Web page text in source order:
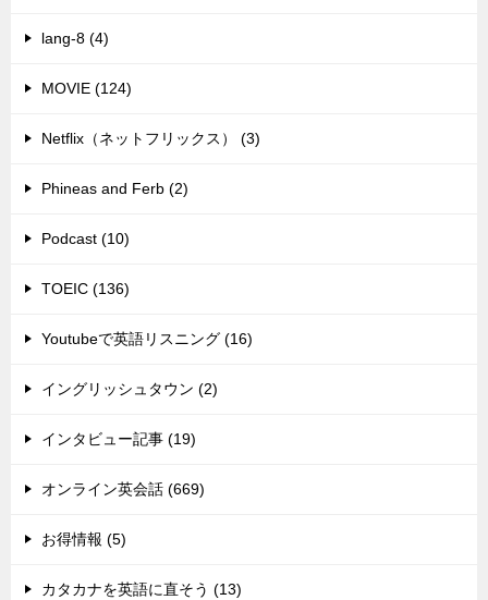
lang-8 (4)
MOVIE (124)
Netflix（ネットフリックス） (3)
Phineas and Ferb (2)
Podcast (10)
TOEIC (136)
Youtubeで英語リスニング (16)
イングリッシュタウン (2)
インタビュー記事 (19)
オンライン英会話 (669)
お得情報 (5)
カタカナを英語に直そう (13)